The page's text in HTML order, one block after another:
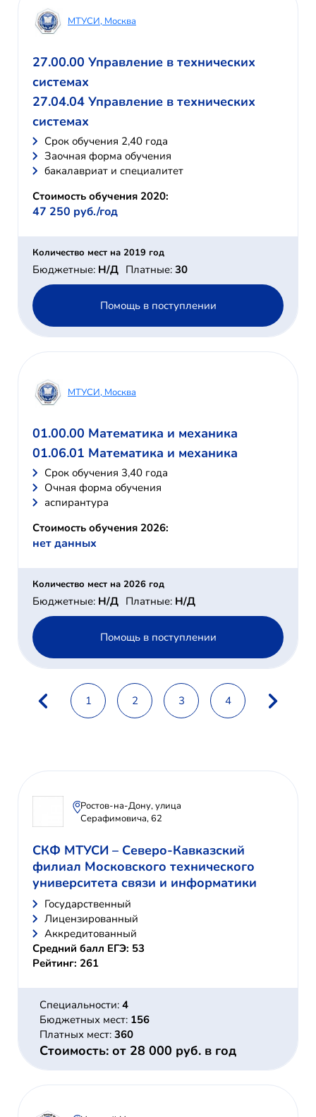
МТУСИ, Москва
27.00.00 Управление в технических
системах
27.04.04 Управление в технических
системах
Cрок обучения 2,40 года
Заочная форма обучения
бакалавриат и специалитет
Стоимость обучения 2020:
47 250 руб./год
Количество мест на 2019 год
Бюджетные: Н/Д Платные: 30
Помощь в поступлении
МТУСИ, Москва
01.00.00 Математика и механика
01.06.01 Математика и механика
Cрок обучения 3,40 года
Очная форма обучения
аспирантура
Стоимость обучения 2026:
нет данных
Количество мест на 2026 год
Бюджетные: Н/Д Платные: Н/Д
Помощь в поступлении
1 2 3 4
Ростов-на-Дону, улица
Серафимовича, 62
СКФ МТУСИ – Северо-Кавказский
филиал Московского технического
университета связи и информатики
Государственный
Лицензированный
Аккредитованный
Средний балл ЕГЭ: 53
Рейтинг: 261
Специальности: 4
Бюджетных мест: 156
Платных мест: 360
Стоимость: от 28 000 руб. в год